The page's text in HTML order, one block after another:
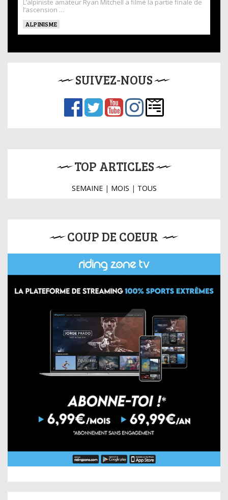
L’alpiniste amateur Ryan Mitchell a filmé la partie finale de
l’ascension …
ALPINISME
SUIVEZ-NOUS
TOP ARTICLES
SEMAINE| MOIS | TOUS
COUP DE COEUR